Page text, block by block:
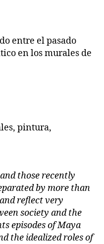
entre el pasado
en los murales de
pintura,
those recently
by more than
reflect very
society and the
episodes of Maya
the idealized roles of